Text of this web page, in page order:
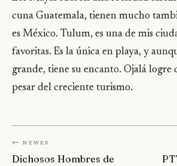
cuna Guatemala, tienen mucho
es México. Tulum, es una de mis
favoritas. Es la única en playa, y
grande, tiene su encanto. Ojalá logre
pesar del creciente turismo.
← Newer
Dichosos Hombres de